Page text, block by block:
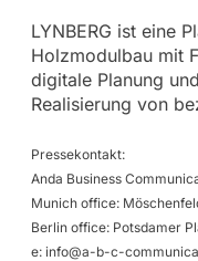
LYNBERG ist eine
Holzmodulbau mit
digitale Planung
Realisierung von
Pressekontakt:
Anda Business
Munich office:
Berlin office: Potsdamer
e: info@a-b-c-